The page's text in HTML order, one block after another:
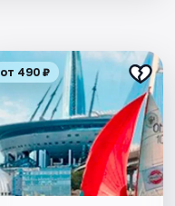
от 490 ₽